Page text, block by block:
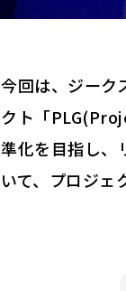
今回は、ジーク
クト「
準化を目指し、
いて、プロジェ